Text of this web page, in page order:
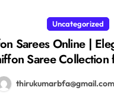
Uncategorized
Sarees Online |
Saree Collection
thirukumarbfa@gmail.com